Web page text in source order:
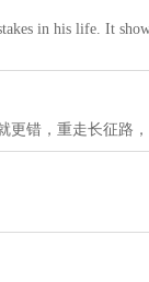
in his life. It
错，重走长征路